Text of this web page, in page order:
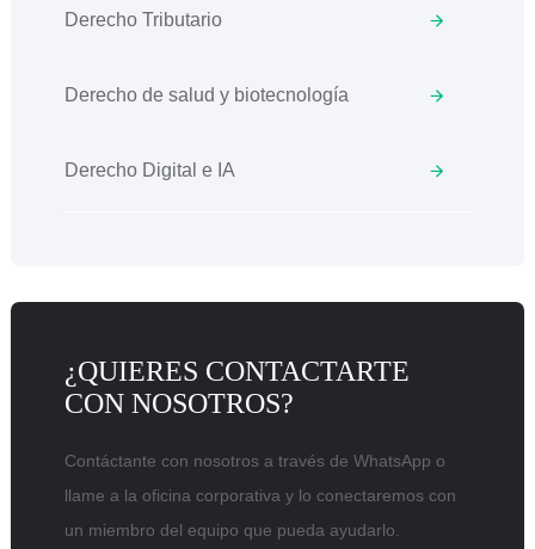
Derecho Tributario
Derecho de salud y biotecnología
Derecho Digital e IA
¿QUIERES CONTACTARTE
CON NOSOTROS?
Contáctante con nosotros a través de WhatsApp o
llame a la oficina corporativa y lo conectaremos con
un miembro del equipo que pueda ayudarlo.